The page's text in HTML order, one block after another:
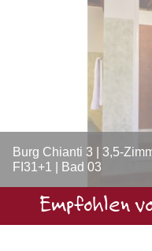
Burg Chianti 3 | 3,5-
FI31+1 | Bad 03
Empfohlen